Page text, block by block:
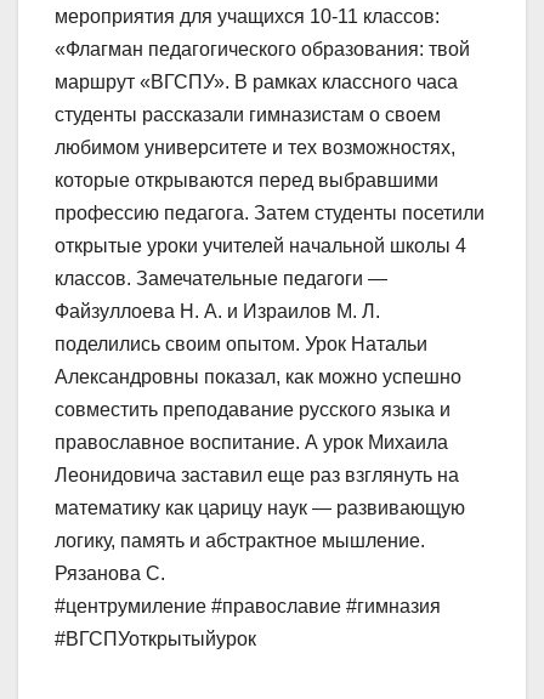
мероприятия для учащихся 10-11 классов:
«Флагман педагогического образования: твой
маршрут «ВГСПУ». В рамках классного часа
студенты рассказали гимназистам о своем
любимом университете и тех возможностях,
которые открываются перед выбравшими
профессию педагога. Затем студенты посетили
открытые уроки учителей начальной школы 4
классов. Замечательные педагоги —
Файзуллоева Н. А. и Израилов М. Л.
поделились своим опытом. Урок Натальи
Александровны показал, как можно успешно
совместить преподавание русского языка и
православное воспитание. А урок Михаила
Леонидовича заставил еще раз взглянуть на
математику как царицу наук — развивающую
логику, память и абстрактное мышление.
Рязанова С.
#центрумиление #православие #гимназия
#ВГСПУоткрытыйурок